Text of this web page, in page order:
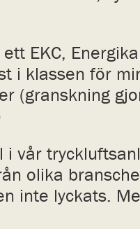
EKC,
i klassen för
(granskning
i vår
olika
inte lyckats.